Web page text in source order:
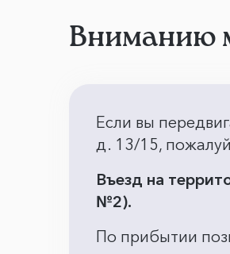
Вниманию
Если вы
д. 13/15,
Въезд на
№2).
По прибытии